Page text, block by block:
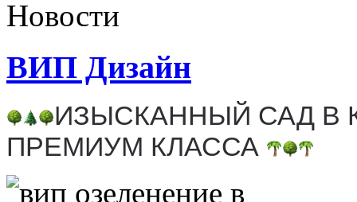
Новости
ВИП Дизайн
ИЗЫСКАННЫЙ САД В
ПРЕМИУМ КЛАССА